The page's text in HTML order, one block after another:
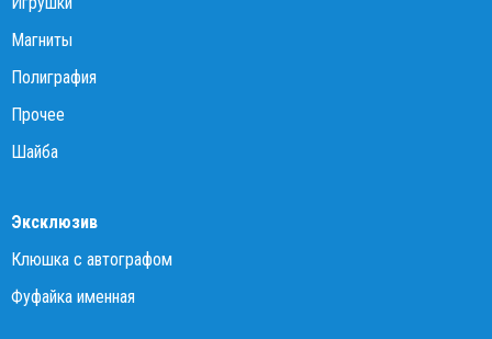
Магниты
Полиграфия
Прочее
Шайба
Эксклюзив
Клюшка с автографом
Фуфайка именная